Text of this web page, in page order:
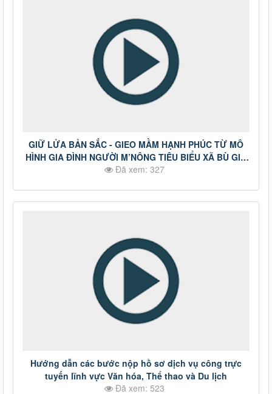
GIỮ LỬA BẢN SẮC - GIEO MẦM HẠNH PHÚC TỪ MÔ
HÌNH GIA ĐÌNH NGƯỜI M’NÔNG TIÊU BIỂU XÃ BÙ GIA
MẬP, TỈNH ĐỒNG NAI
Đã xem: 327
Hướng dẫn các bước nộp hồ sơ dịch vụ công trực
tuyến lĩnh vực Văn hóa, Thể thao và Du lịch
Đã xem: 523